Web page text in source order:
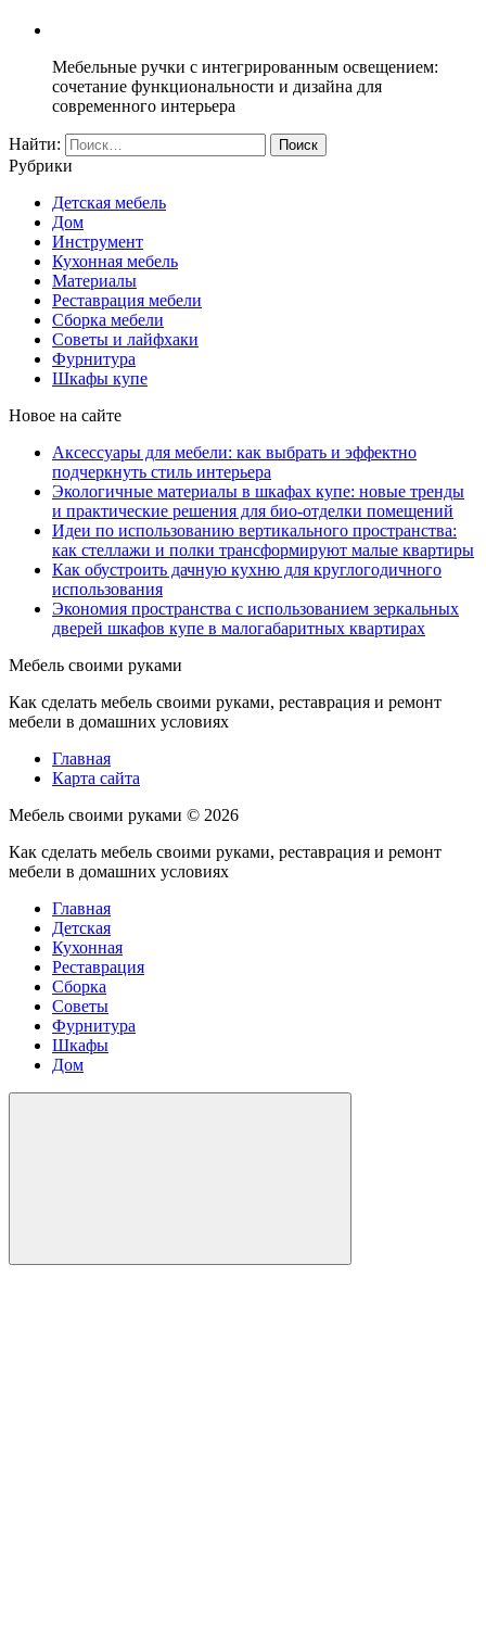
Мебельные ручки с интегрированным освещением:
сочетание функциональности и дизайна для
современного интерьера
Найти:
Рубрики
Детская мебель
Дом
Инструмент
Кухонная мебель
Материалы
Реставрация мебели
Сборка мебели
Советы и лайфхаки
Фурнитура
Шкафы купе
Новое на сайте
Аксессуары для мебели: как выбрать и эффектно
подчеркнуть стиль интерьера
Экологичные материалы в шкафах купе: новые тренды
и практические решения для био-отделки помещений
Идеи по использованию вертикального пространства:
как стеллажи и полки трансформируют малые квартиры
Как обустроить дачную кухню для круглогодичного
использования
Экономия пространства с использованием зеркальных
дверей шкафов купе в малогабаритных квартирах
Мебель своими руками
Как сделать мебель своими руками, реставрация и ремонт
мебели в домашних условиях
Главная
Карта сайта
Мебель своими руками © 2026
Как сделать мебель своими руками, реставрация и ремонт
мебели в домашних условиях
Главная
Детская
Кухонная
Реставрация
Сборка
Советы
Фурнитура
Шкафы
Дом